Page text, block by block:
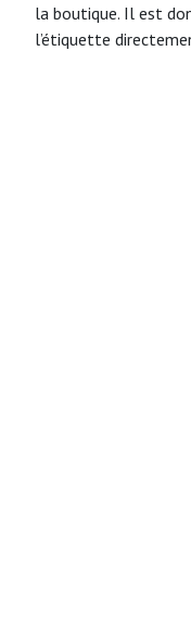
la boutique. Il est
l’étiquette